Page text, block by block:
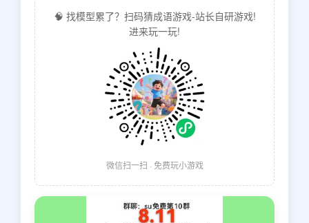
🧠 找模型累了？扫码猜成语游戏-站长自研游戏!
进来玩一玩!
微信扫一扫 · 免费玩小游戏